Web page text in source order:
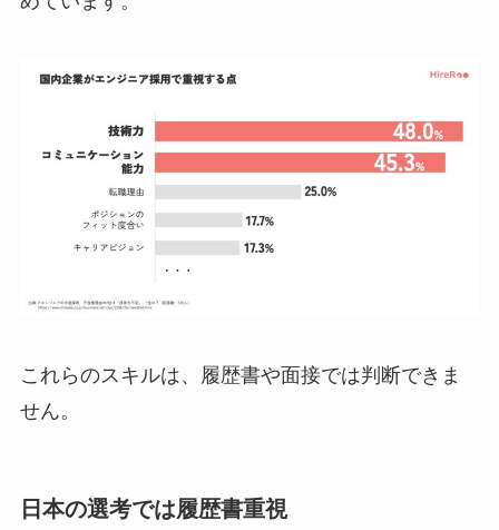
これらのスキルは、履歴書や面接では判断できま
せん。
日本の選考では履歴書重視